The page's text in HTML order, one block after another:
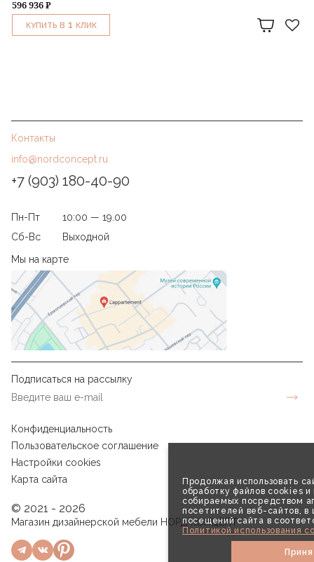
Продолжая использовать
обработку файлов cookies и
собираемых посредством
посетителей веб-сайтов, в
посещений сайта в
Политикой использования
596 936 ₽
КУПИТЬ В 1 КЛИК
Контакты
info@nordconcept.ru
+7 (903) 180-40-90
Пн-Пт
10:00 — 19.00
Сб-Вс
Выходной
Мы на карте
Подписаться на рассылку
Конфиденциальность
Пользовательское соглашение
Настройки cookies
Карта сайта
© 2021 - 2026
Магазин дизайнерской мебели НОРД КОНЦЕПТ